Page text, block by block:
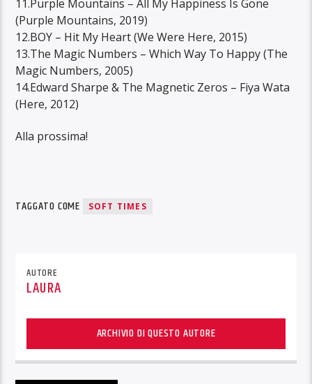
11.Purple Mountains – All My Happiness Is Gone
(Purple Mountains, 2019)
12.BOY – Hit My Heart (We Were Here, 2015)
13.The Magic Numbers – Which Way To Happy (The
Magic Numbers, 2005)
14.Edward Sharpe & The Magnetic Zeros – Fiya Wata
(Here, 2012)
Alla prossima!
TAGGATO COME SOFT TIMES
AUTORE
LAURA
ARCHIVIO DI QUESTO AUTORE